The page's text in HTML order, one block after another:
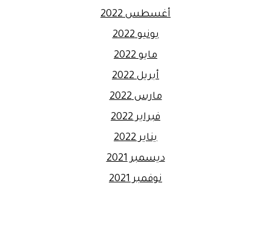
أغسطس 2022
يونيو 2022
مايو 2022
أبريل 2022
مارس 2022
فبراير 2022
يناير 2022
ديسمبر 2021
نوفمبر 2021